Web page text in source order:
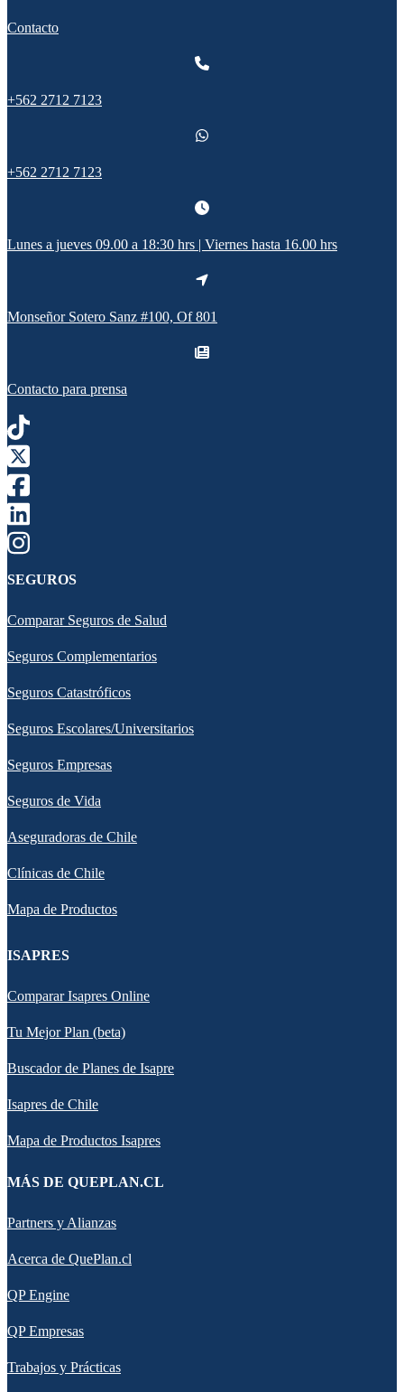
Contacto
+562 2712 7123
+562 2712 7123
Lunes a jueves 09.00 a 18:30 hrs | Viernes hasta 16.00 hrs
Monseñor Sotero Sanz #100, Of 801
Contacto para prensa
SEGUROS
Comparar Seguros de Salud
Seguros Complementarios
Seguros Catastróficos
Seguros Escolares/Universitarios
Seguros Empresas
Seguros de Vida
Aseguradoras de Chile
Clínicas de Chile
Mapa de Productos
ISAPRES
Comparar Isapres Online
Tu Mejor Plan (beta)
Buscador de Planes de Isapre
Isapres de Chile
Mapa de Productos Isapres
MÁS DE QUEPLAN.CL
Partners y Alianzas
Acerca de QuePlan.cl
QP Engine
QP Empresas
Trabajos y Prácticas